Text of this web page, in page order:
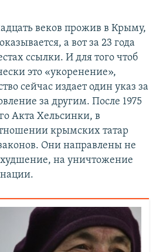
веков прожив в Крыму,
а вот за 23 года
ссылки. И для того чтоб
это «укоренение»,
сейчас издает один указ за
за другим. После 1975
Акта Хельсинки, в
крымских татар
Они направлены не
на уничтожение